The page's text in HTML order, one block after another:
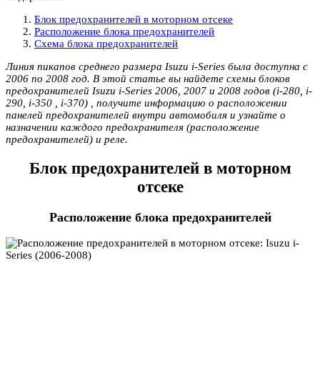
Блок предохранителей в моторном отсеке
Расположение блока предохранителей
Схема блока предохранителей
Линия пикапов среднего размера Isuzu i-Series была доступна с
2006 по 2008 год. В этой статье вы найдете схемы блоков
предохранителей Isuzu i-Series 2006, 2007 и 2008 годов (i-280, i-
290, i-350 , i-370) , получите информацию о расположении
панелей предохранителей внутри автомобиля и узнайте о
назначении каждого предохранителя (расположение
предохранителей) и реле.
Блок предохранителей в моторном
отсеке
Расположение блока предохранителей